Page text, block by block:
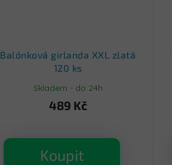
Balónková girlanda XXL zlatá
120 ks
Skladem - do 24h
489 Kč
Koupit